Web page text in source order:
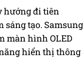
hướng đi tiên
sáng tạo. Samsung
màn hình OLED
hiển thị thông